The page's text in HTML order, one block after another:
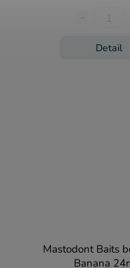
Detail
Mastodont Baits
Banana